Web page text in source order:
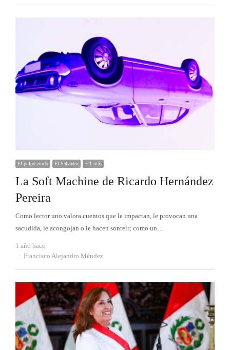
El pulpo zurdo El Salvador + 1 más
La Soft Machine de Ricardo Hernández
Pereira
Como lector uno valora cuentos que le impactan, le provocan una
sacudida, le acongojan o le hacen sonreír; como un…
1 año hace
Autor
Francisco Alejandro Méndez